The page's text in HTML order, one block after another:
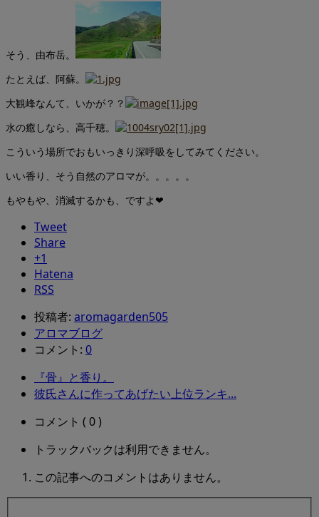
そう、由布岳。
たとえば、阿蘇。
大観峰なんて、いかが？？
水の癒しなら、高千穂。
こういう場所でおもいっきり深呼吸をしてみてください。
いい香り、そう自然のアロマが。。。。。
もやもや、消滅するかも、ですよ❤
Tweet
Share
+1
Hatena
RSS
投稿者: aromagarden505
アロマブログ
コメント: 0
『骨』と香り。
彼氏さんに作ってあげたい上位ランキ...
コメント ( 0 )
トラックバックは利用できません。
この記事へのコメントはありません。